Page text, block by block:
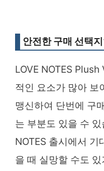
안전한 구매 선택
LOVE NOTES
적인 요소가 많아 보
맹신하여 단번에 구
는 부분도 있을 수
NOTES 출시에서 기
을 때 실망할 수도